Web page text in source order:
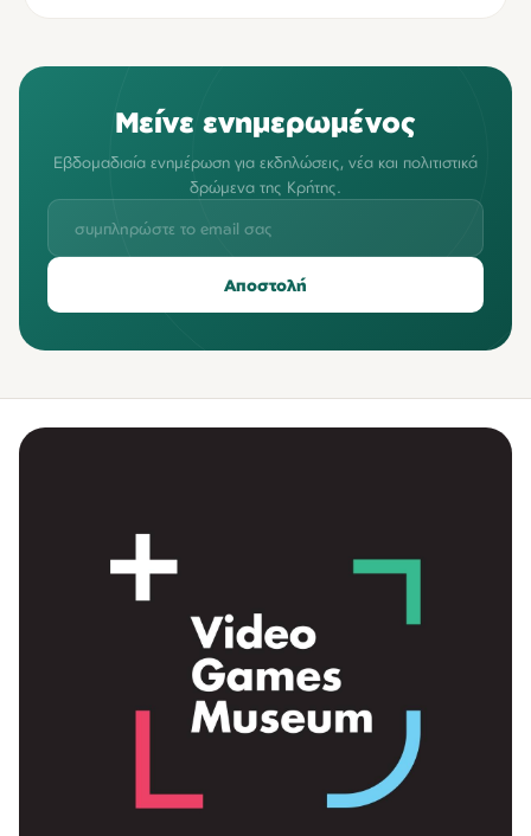
Μείνε ενημερωμένος
Εβδομαδιαία ενημέρωση για εκδηλώσεις, νέα και πολιτιστικά
δρώμενα της Κρήτης.
Αποστολή